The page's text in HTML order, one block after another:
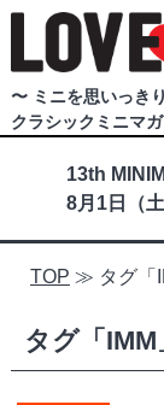
〜 ミニを思いっき
クラシックミニマ
13th
8月1日（
TOP ≫ タグ「
タグ「